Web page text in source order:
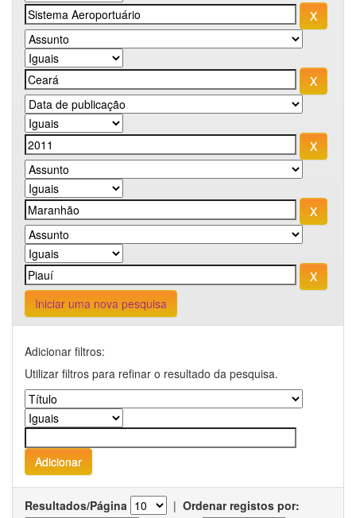
Iniciar uma nova pesquisa
Adicionar filtros:
Utilizar filtros para refinar o resultado da pesquisa.
Resultados/Página | Ordenar registos por: